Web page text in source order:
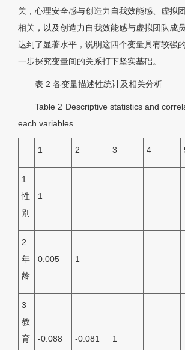
关，心理安全感与创造力自我效能感、虚拟
相关，以及创造力自我效能感与虚拟团队成
达到了显著水平，说明这四个变量具有较强
一步探究变量间的关系打下坚实基础。
表 2 各变量描述性统计及相关分析
Table 2 Descriptive statistics and
each variables
1 2 3 4
1
性
别
1
2
年
龄
0.005 1
3
教
育
-0.088 -0.081 1